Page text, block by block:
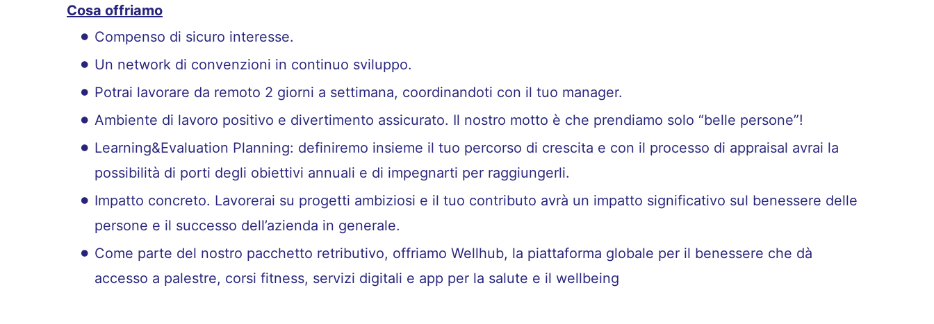
Cosa offriamo
Compenso di sicuro interesse.
Un network di convenzioni in continuo sviluppo.
Potrai lavorare da remoto 2 giorni a settimana, coordinandoti con il tuo manager.
Ambiente di lavoro positivo e divertimento assicurato. Il nostro motto è che prendiamo solo “belle persone”!
Learning&Evaluation Planning: definiremo insieme il tuo percorso di crescita e con il processo di appraisal avrai la
possibilità di porti degli obiettivi annuali e di impegnarti per raggiungerli.
Impatto concreto. Lavorerai su progetti ambiziosi e il tuo contributo avrà un impatto significativo sul benessere delle
persone e il successo dell’azienda in generale.
Come parte del nostro pacchetto retributivo, offriamo Wellhub, la piattaforma globale per il benessere che dà
accesso a palestre, corsi fitness, servizi digitali e app per la salute e il wellbeing